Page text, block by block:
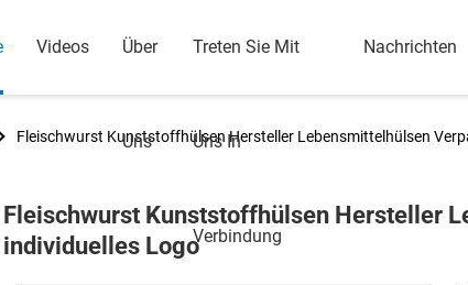
Videos Über
Uns
Treten Sie Mit
Uns In
Verbindung
Nachrichten
Fleischwurst Kunststoffhülsen Hersteller Lebensmittelhülsen
Fleischwurst Kunststoffhülsen Hersteller
individuelles Logo